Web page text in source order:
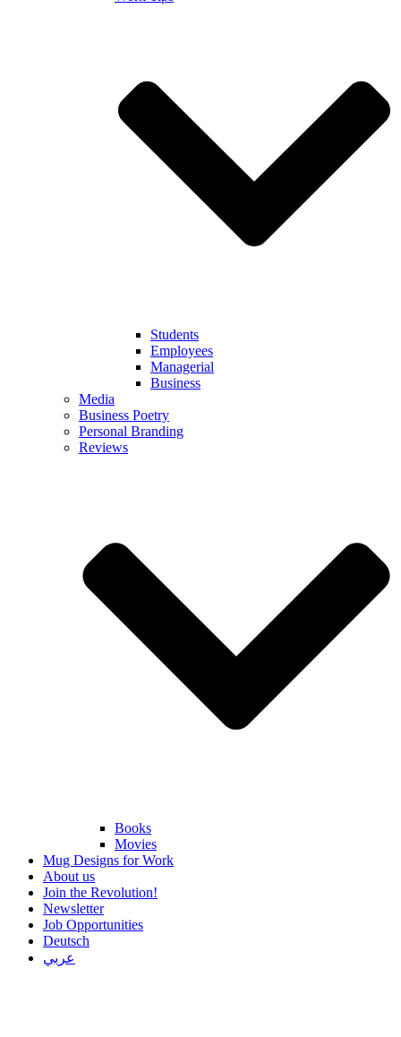
Students
Employees
Managerial
Business
Media
Business Poetry
Personal Branding
Reviews
Books
Movies
Mug Designs for Work
About us
Join the Revolution!
Newsletter
Job Opportunities
Deutsch
عربي